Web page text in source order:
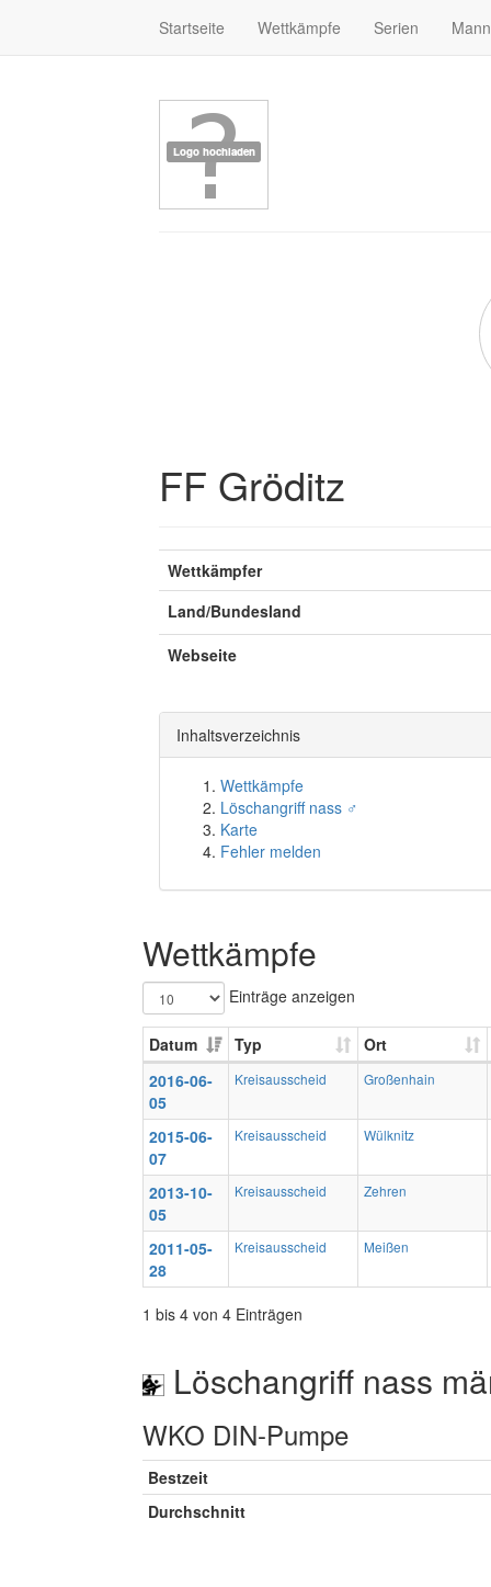
Startseite Wettkämpfe Serien
FF Gröditz
Wettkämpfer
Land/Bundesland
Webseite
Inhaltsverzeichnis
Wettkämpfe
Löschangriff nass ♂
Karte
Fehler melden
Wettkämpfe
Einträge anzeigen
Datum Typ
Ort
2016-06-
05
Kreisausscheid Großenhain
2015-06-
07
Kreisausscheid Wülknitz
2013-10-
05
Kreisausscheid Zehren
2011-05-
28
Kreisausscheid Meißen
1 bis 4 von 4 Einträgen
Löschangriff nass
WKO DIN-Pumpe
Bestzeit
Durchschnitt